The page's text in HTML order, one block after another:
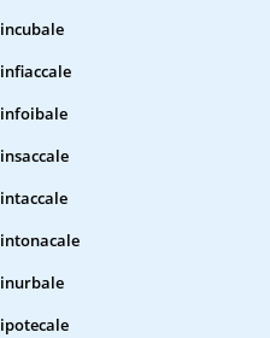
incubale
infiaccale
infoibale
insaccale
intaccale
intonacale
inurbale
ipotecale